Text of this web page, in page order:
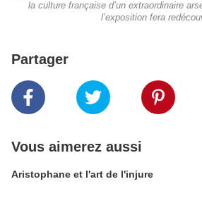
la culture française d’un extraordinaire
l’exposition fera
Partager
Vous aimerez aussi
Aristophane et l'art de l'injure